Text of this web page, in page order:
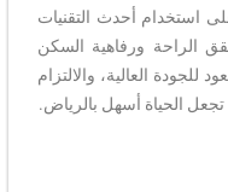
استخدام أحدث التقنيات
الراحة ورفاهية السكن
للجودة العالية، والالتزام
تجعل الحياة أسهل بالرياض.